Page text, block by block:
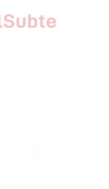
a la
el Subte